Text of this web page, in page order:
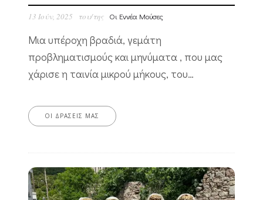
13 Ιούν, 2025 του/της Οι Εννέα Μούσες
Μια υπέροχη βραδιά, γεμάτη
προβληματισμούς και μηνύματα , που μας
χάρισε η ταινία μικρού μήκους, του…
ΟΙ ΔΡΆΣΕΙΣ ΜΑΣ